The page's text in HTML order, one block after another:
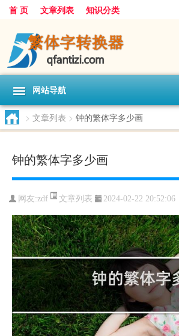
首 页 文章列表 知识分类
网站导航
> 文章列表 > 钟的繁体字多少画
钟的繁体字多少画
网友:zdf 文章列表 2024-02-22 20:52:06